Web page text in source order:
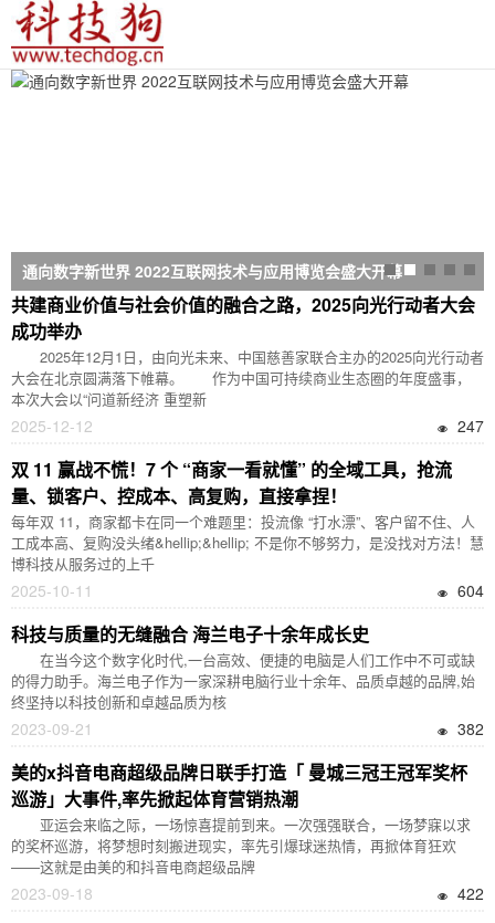
通向数字新世界 2022互联网技术与应用博览会盛大开幕
共建商业价值与社会价值的融合之路，2025向光行动者大会
成功举办
2025年12月1日，由向光未来、中国慈善家联合主办的2025向光行动者
大会在北京圆满落下帷幕。 作为中国可持续商业生态圈的年度盛事，
本次大会以“问道新经济 重塑新
2025-12-12 247
双 11 赢战不慌！7 个 “商家一看就懂” 的全域工具，抢流
量、锁客户、控成本、高复购，直接拿捏！
每年双 11，商家都卡在同一个难题里：投流像 “打水漂”、客户留不住、人
工成本高、复购没头绪&hellip;&hellip; 不是你不够努力，是没找对方法！慧
博科技从服务过的上千
2025-10-11 604
科技与质量的无缝融合 海兰电子十余年成长史
在当今这个数字化时代,一台高效、便捷的电脑是人们工作中不可或缺
的得力助手。海兰电子作为一家深耕电脑行业十余年、品质卓越的品牌,始
终坚持以科技创新和卓越品质为核
2023-09-21 382
美的x抖音电商超级品牌日联手打造「 曼城三冠王冠军奖杯
巡游」大事件,率先掀起体育营销热潮
亚运会来临之际，一场惊喜提前到来。一次强强联合，一场梦寐以求
的奖杯巡游，将梦想时刻搬进现实，率先引爆球迷热情，再掀体育狂欢
——这就是由美的和抖音电商超级品牌
2023-09-18 422